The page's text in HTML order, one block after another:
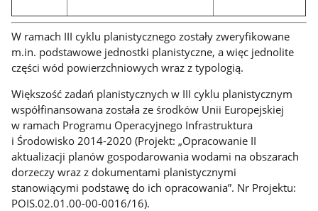
W ramach III cyklu planistycznego zostały zweryfikowane
m.in. podstawowe jednostki planistyczne, a więc jednolite
części wód powierzchniowych wraz z typologią.
Większość zadań planistycznych w III cyklu planistycznym
współfinansowana została ze środków Unii Europejskiej
w ramach Programu Operacyjnego Infrastruktura
i Środowisko 2014-2020 (Projekt: „Opracowanie II
aktualizacji planów gospodarowania wodami na obszarach
dorzeczy wraz z dokumentami planistycznymi
stanowiącymi podstawę do ich opracowania”. Nr Projektu:
POIS.02.01.00-00-0016/16).